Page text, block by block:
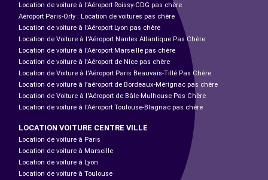
Location de voiture à l'Aéroport Roissy-CDG pas chère
Aéroport Paris-Orly : Location de voitures pas chère
Location de voiture à l'Aéroport Lyon pas chère
Location de Voiture à l'Aéroport Nantes Atlantique Pas Chère
Location de voiture à l'Aéroport Marseille pas chère
Location de voiture à l'Aéroport de Nice pas chère
Location de Voiture à l'Aéroport Paris Beauvais-Tillé Pas Chère
Location de voiture à l’aéroport de Bordeaux-Mérignac pas chère
Location de Voiture à l'Aéroport de Bâle-Mulhouse Pas Chère
Location de voiture à l'Aéroport Toulouse-Blagnac pas chère
LOCATION VOITURE CENTRE VILLE
Location de voiture à Paris
Location de voiture à Marseille
Location de voiture à Lyon
Location de voiture à Toulouse